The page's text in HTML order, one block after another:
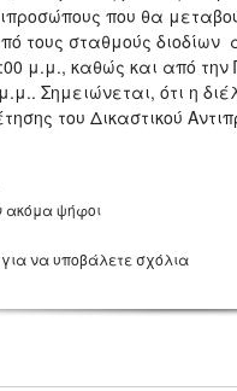
που θα
τους σταθμούς
μ.μ., καθώς και από
Σημειώνεται, ότι η
του Δικαστικού
ακόμα ψήφοι
για να υποβάλετε σχόλια